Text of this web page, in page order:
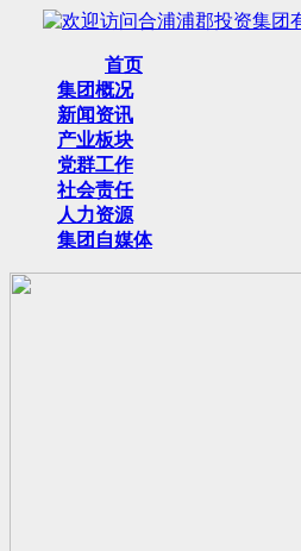
首页
集团概况
新闻资讯
产业板块
党群工作
社会责任
人力资源
集团自媒体